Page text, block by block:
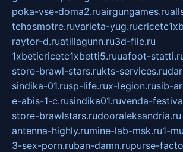
poka-vse-doma2.ruairgungames.ru
tehosmotre.ruvarieta-yug.ru
raytor-d.ruatillagunn.ru3d-file.ru
1xbeticricetc1xbetti5.ruuafoot-
store-brawl-stars.rukts-services.ru
sindika-01.rusp-life.rux-legion.rusib-
e-abis-1-c.rusindika01.ruvenda-
store-brawlstars.rudooraleksandria.ru
antenna-highly.rumine-lab-msk.ru1-
3-sex-porn.ruban-damn.rupurse-